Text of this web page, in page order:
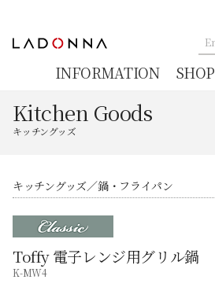
Kitchen Goods
キッチングッズ
キッチングッズ 鍋・フライパン
Toffy 電子レンジ用グリル鍋
K-MW4
INFORMATION SHOP